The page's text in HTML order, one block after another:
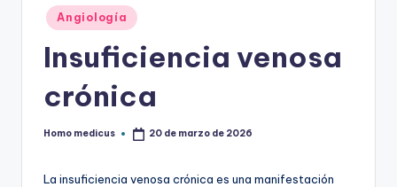
Publicado
en
Angiología
Insuficiencia venosa
crónica
Publicado
Homo medicus 20 de marzo de 2026
La insuficiencia venosa crónica es una manifestación